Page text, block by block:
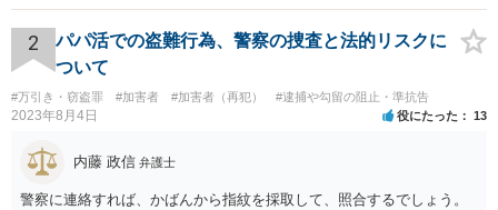
2
パパ活での盗難行為、警察の捜査と法的リスクに
ついて
#万引き・窃盗罪 #加害者 #加害者（再犯） #逮捕や勾留の阻止・準抗告
2023年8月4日 役にたった 13
内藤 政信 弁護士
警察に連絡すれば、かばんから指紋を採取して、照合するでしょう。